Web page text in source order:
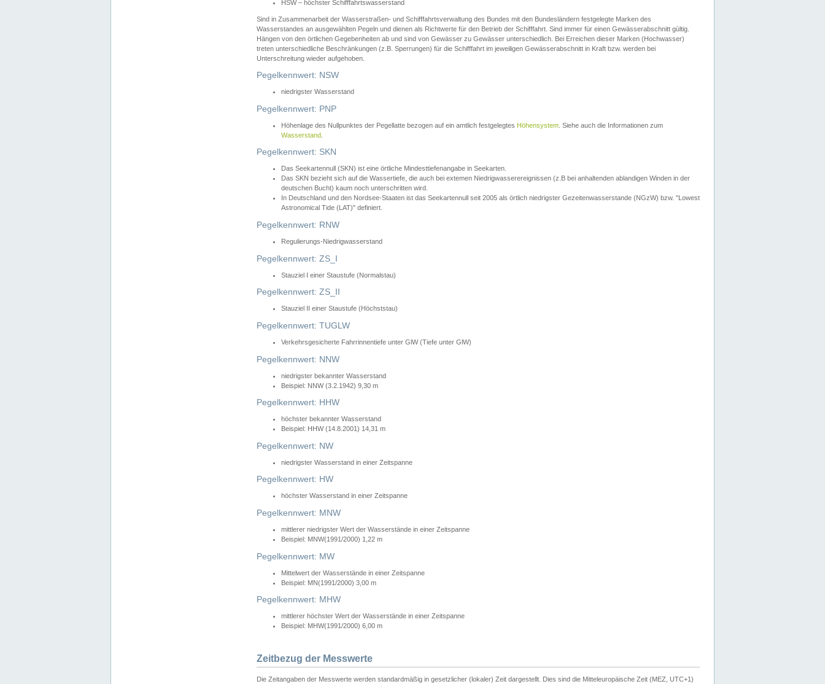
HSW – höchster Schifffahrtswasserstand
Sind in Zusammenarbeit der Wasserstraßen- und Schifffahrtsverwaltung des Bundes mit den Bundesländern festgelegte Marken des
Wasserstandes an ausgewählten Pegeln und dienen als Richtwerte für den Betrieb der Schifffahrt. Sind immer für einen Gewässerabschnitt gültig.
Hängen von den örtlichen Gegebenheiten ab und sind von Gewässer zu Gewässer unterschiedlich. Bei Erreichen dieser Marken (Hochwasser)
treten unterschiedliche Beschränkungen (z.B. Sperrungen) für die Schifffahrt im jeweiligen Gewässerabschnitt in Kraft bzw. werden bei
Unterschreitung wieder aufgehoben.
Pegelkennwert: NSW
niedrigster Wasserstand
Pegelkennwert: PNP
Höhenlage des Nullpunktes der Pegellatte bezogen auf ein amtlich festgelegtes Höhensystem . Siehe auch die Informationen zum
Wasserstand
Pegelkennwert: SKN
Das Seekartennull (SKN) ist eine örtliche Mindesttiefenangabe in Seekarten.
Das SKN bezieht sich auf die Wassertiefe, die auch bei extemen Niedrigwasserereignissen (z.B bei anhaltenden ablandigen Winden in der
deutschen Bucht) kaum noch unterschritten wird.
In Deutschland und den Nordsee-Staaten ist das Seekartennull seit 2005 als örtlich niedrigster Gezeitenwasserstande (NGzW) bzw. "Lowest
Astronomical Tide (LAT)" definiert.
Pegelkennwert: RNW
Regulierungs-Niedrigwasserstand
Pegelkennwert: ZS_I
Stauziel I einer Staustufe (Normalstau)
Pegelkennwert: ZS_II
Stauziel II einer Staustufe (Höchststau)
Pegelkennwert: TUGLW
Verkehrsgesicherte Fahrrinnentiefe unter GlW (Tiefe unter GlW)
Pegelkennwert: NNW
niedrigster bekannter Wasserstand
Beispiel: NNW (3.2.1942) 9,30 m
Pegelkennwert: HHW
höchster bekannter Wasserstand
Beispiel: HHW (14.8.2001) 14,31 m
Pegelkennwert: NW
niedrigster Wasserstand in einer Zeitspanne
Pegelkennwert: HW
höchster Wasserstand in einer Zeitspanne
Pegelkennwert: MNW
mittlerer niedrigster Wert der Wasserstände in einer Zeitspanne
Beispiel: MNW(1991/2000) 1,22 m
Pegelkennwert: MW
Mittelwert der Wasserstände in einer Zeitspanne
Beispiel: MN(1991/2000) 3,00 m
Pegelkennwert: MHW
mittlerer höchster Wert der Wasserstände in einer Zeitspanne
Beispiel: MHW(1991/2000) 6,00 m
Zeitbezug der Messwerte
Die Zeitangaben der Messwerte werden standardmäßig in gesetzlicher (lokaler) Zeit dargestellt. Dies sind die Mitteleuropäische Zeit (MEZ, UTC+1)